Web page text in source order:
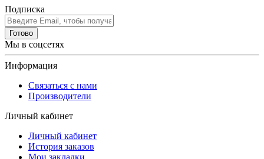
Подписка
Готово
Мы в соцсетях
Информация
Связаться с нами
Производители
Личный кабинет
Личный кабинет
История заказов
Мои закладки